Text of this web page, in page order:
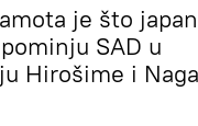
je što
SAD u
Hirošime i